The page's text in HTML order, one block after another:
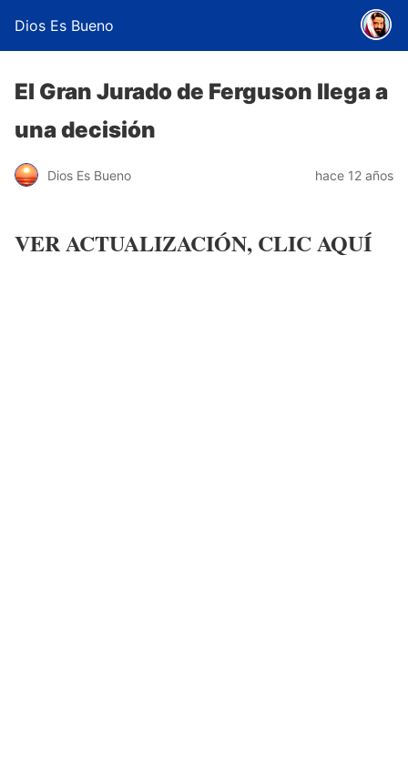
Dios Es Bueno
El Gran Jurado de Ferguson llega a
una decisión
Dios Es Bueno hace 12 años
VER ACTUALIZACIÓN, CLIC AQUÍ